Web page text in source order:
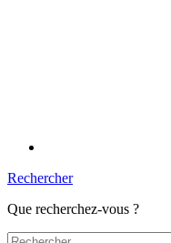
Rechercher
Que recherchez-vous ?